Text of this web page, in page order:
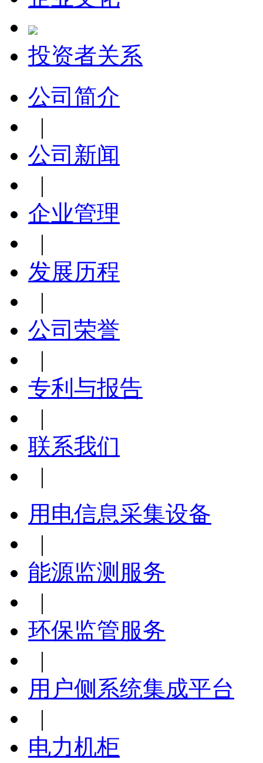
投资者关系
公司简介
|
公司新闻
|
企业管理
|
发展历程
|
公司荣誉
|
专利与报告
|
联系我们
|
用电信息采集设备
|
能源监测服务
|
环保监管服务
|
用户侧系统集成平台
|
电力机柜